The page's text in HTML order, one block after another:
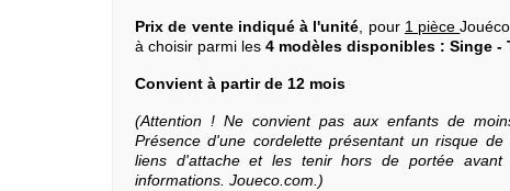
Prix de vente indiqué à l'unité, pour 1 pièce
à choisir parmi les 4 modèles disponibles : Singe -
Convient à partir de 12 mois
(Attention ! Ne convient pas aux enfants de
Présence d'une cordelette présentant un risque
liens d'attache et les tenir hors de portée
informations. Joueco.com.)